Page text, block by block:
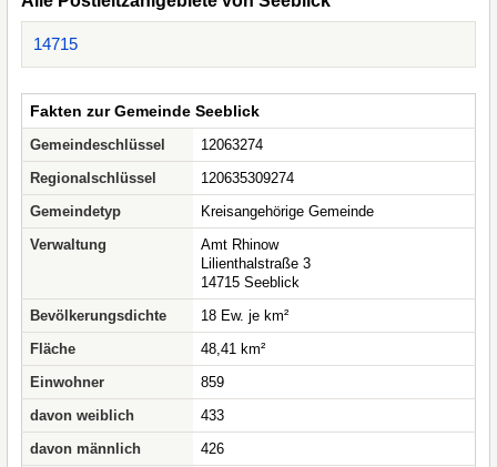
14715
Fakten zur Gemeinde Seeblick
Gemeindeschlüssel
12063274
Regionalschlüssel
120635309274
Gemeindetyp
Kreisangehörige Gemeinde
Verwaltung
Amt Rhinow
Lilienthalstraße 3
14715 Seeblick
Bevölkerungsdichte
18 Ew. je km²
Fläche
48,41 km²
Einwohner
859
davon weiblich
433
davon männlich
426